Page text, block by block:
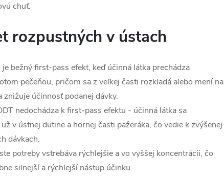
chuť.
rozpustných v ústach
bežný first-pass efekt, keď účinná látka prechádza
pečeňou, pričom sa z veľkej časti rozkladá alebo mení na
znižuje účinnosť podanej dávky.
nedochádza k first-pass efektu - účinná látka sa
v ústnej dutine a hornej časti pažeráka, čo vedie k zvýšenej
dávkach.
potreby vstrebáva rýchlejšie a vo vyššej koncentrácii, čo
silnejší a rýchlejší nástup účinku.